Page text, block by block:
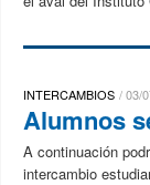
INTERCAMBIOS 03/
Alumnos
A continuación
intercambio